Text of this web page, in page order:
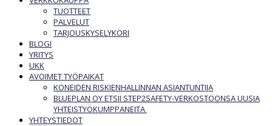
TUOTTEET
PALVELUT
TARJOUSKYSELYKORI
BLOGI
YRITYS
UKK
AVOIMET TYÖPAIKAT
KONEIDEN RISKIENHALLINNAN ASIANTUNTIJA
BLUEPLAN OY ETSII STEP2SAFETY-VERKOSTOONSA UUSIA
YHTEISTYÖKUMPPANEITA
YHTEYSTIEDOT